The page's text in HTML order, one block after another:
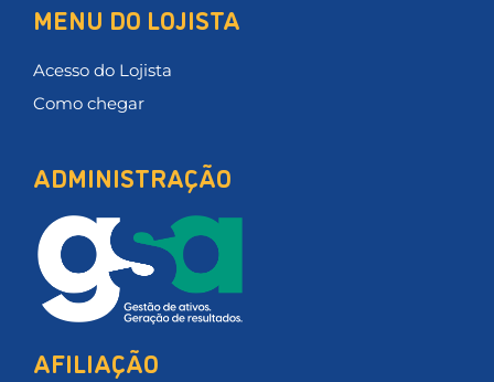
MENU DO LOJISTA
Acesso do Lojista
Como chegar
ADMINISTRAÇÃO
AFILIAÇÃO